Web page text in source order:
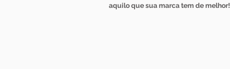
aquilo que sua marca tem de melhor!